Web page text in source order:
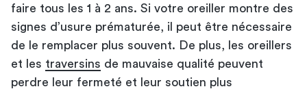
faire tous les 1 à 2 ans. Si votre oreiller montre des
signes d’usure prématurée, il peut être nécessaire
de le remplacer plus souvent. De plus, les oreillers
et les traversins de mauvaise qualité peuvent
perdre leur fermeté et leur soutien plus